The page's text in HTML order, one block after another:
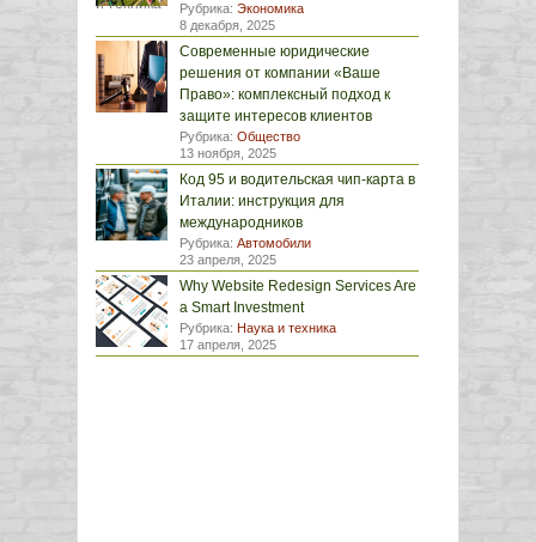
Рубрика: Экономика
8 декабря, 2025
Современные юридические
решения от компании «Ваше
Право»: комплексный подход к
защите интересов клиентов
Рубрика: Общество
13 ноября, 2025
Код 95 и водительская чип-карта в
Италии: инструкция для
международников
Рубрика: Автомобили
23 апреля, 2025
Why Website Redesign Services Are
a Smart Investment
Рубрика: Наука и техника
17 апреля, 2025